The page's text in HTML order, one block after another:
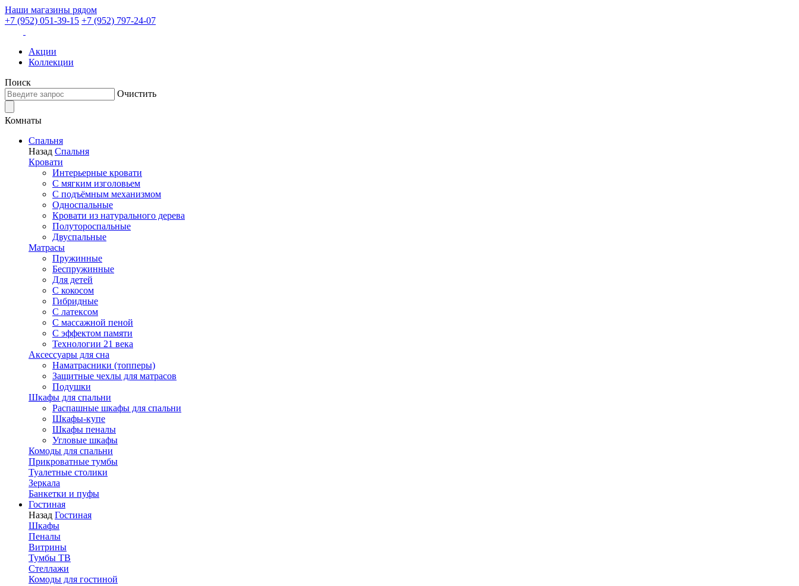
Наши магазины рядом
+7 (952) 051-39-15 +7 (952) 797-24-07
Акции
Коллекции
Поиск
Очистить
Комнаты
Спальня
Назад Спальня
Кровати
Интерьерные кровати
С мягким изголовьем
С подъёмным механизмом
Односпальные
Кровати из натурального дерева
Полутороспальные
Двуспальные
Матрасы
Пружинные
Беспружинные
Для детей
C кокосом
Гибридные
С латексом
С массажной пеной
С эффектом памяти
Технологии 21 века
Аксессуары для сна
Наматрасники (топперы)
Защитные чехлы для матрасов
Подушки
Шкафы для спальни
Распашные шкафы для спальни
Шкафы-купе
Шкафы пеналы
Угловые шкафы
Комоды для спальни
Прикроватные тумбы
Туалетные столики
Зеркала
Банкетки и пуфы
Гостиная
Назад Гостиная
Шкафы
Пеналы
Витрины
Тумбы ТВ
Стеллажи
Комоды для гостиной